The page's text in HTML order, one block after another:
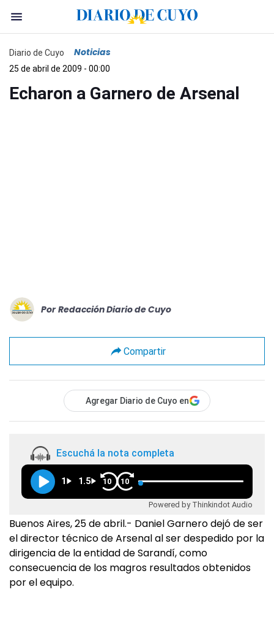
Diario de Cuyo Noticias
25 de abril de 2009 - 00:00
Echaron a Garnero de Arsenal
Por Redacción Diario de Cuyo
Compartir
Agregar Diario de Cuyo en
Escuchá la nota completa
1 1.5 10 10
Powered by Thinkindot Audio
Buenos Aires, 25 de abril.- Daniel Garnero dejó de ser
el director técnico de Arsenal al ser despedido por la
dirigencia de la entidad de Sarandí, como
consecuencia de los magros resultados obtenidos
por el equipo.